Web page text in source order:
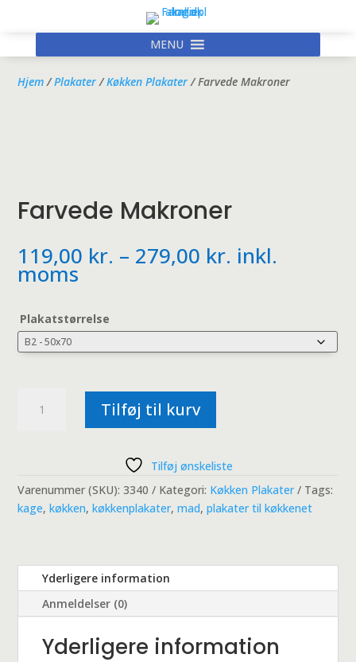
MENU
Hjem/Plakater/Køkken Plakater/ Farvede Makroner
Farvede Makroner
119,00 kr. – 279,00 kr. Prisinterval:
119,00 kr.
inkl.
moms
Plakatstørrelse
Makroner
Tilføj til kurv
Tilføj ønskeliste
Varenummer (SKU):3340 Kategori: Køkken Plakater
Tags:
kage,køkken,køkkenplakater,mad,plakater til køkkenet
Yderligere information
Anmeldelser (0)
Yderligere information